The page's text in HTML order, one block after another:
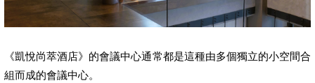
《凱悅尚萃酒店》的會議中心通常都是這種由多個獨立的小空間合
組而成的會議中心。